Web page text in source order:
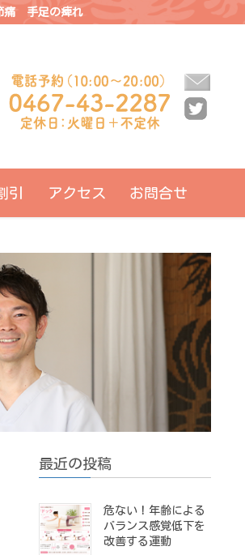
痛 手足の痺れ
引 アクセス お問合せ
最近の投稿
危ない！年齢による
バランス感覚低下を
改善する運動